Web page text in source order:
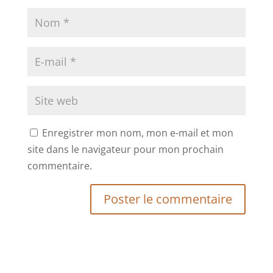
Enregistrer mon nom, mon e-mail et mon
site dans le navigateur pour mon prochain
commentaire.